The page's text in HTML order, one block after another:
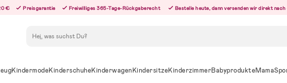
€ Preisgarantie Freiwilliges 365-Tage-Rückgaberecht Bestelle heute, dann versenden wir direkt
KindermodeKinderschuheKinderwagenKindersitzeKinderzimmerBabyprodukteMama